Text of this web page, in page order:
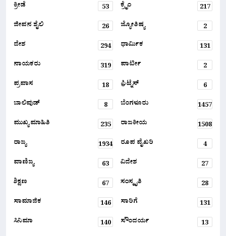
ಕ್ರೀಡೆ
53 ಕ್ರೈಂ
217
ಜೀವನ ಶೈಲಿ
26 ಜ್ಯೋತಿಷ್ಯ
2
ದೇಶ
294 ಧಾರ್ಮಿಕ
131
ನಾಯಕರು
319 ಪಾರ್ಟೀ
2
ಪ್ರವಾಸ
18 ಫ಼ಿಟ್ನೆಸ್
6
ಬಾಲಿವುಡ್
8 ಬೆಂಗಳೂರು
1457
ಮುಖ್ಯ ಮಾಹಿತಿ
235 ರಾಜಕೀಯ
1508
ರಾಜ್ಯ
1934 ರೂಪ ವೈಖರಿ
4
ವಾಣಿಜ್ಯ
63 ವಿದೇಶ
27
ಶಿಕ್ಷಣ
67 ಸಂಸ್ಕೃತಿ
28
ಸಾಮಾಜಿಕ
146 ಸಾರಿಗೆ
131
ಸಿನಿಮಾ
140 ಸೌಂದರ್ಯ 13